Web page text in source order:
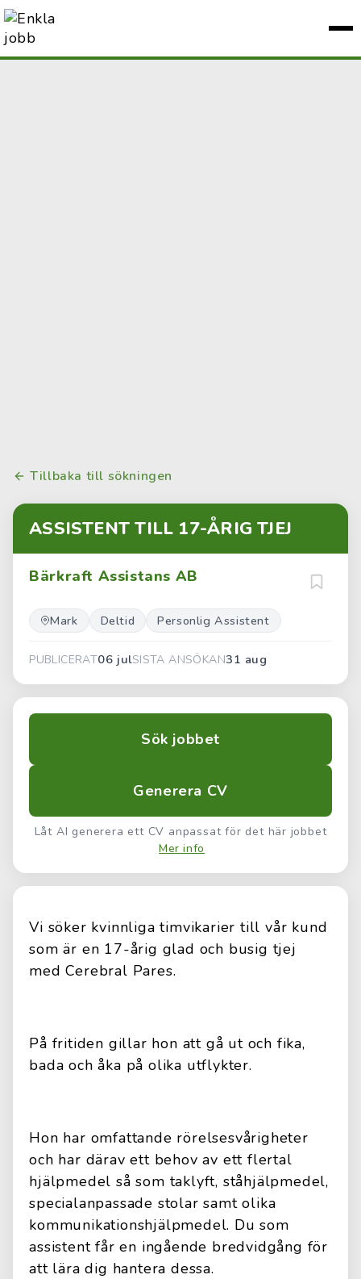
Tillbaka till sökningen
ASSISTENT TILL 17-ÅRIG TJEJ
Bärkraft Assistans AB
Mark Deltid Personlig Assistent
PUBLICERAT06 julSISTA ANSÖKAN31 aug
Sök jobbet
Generera CV
Låt AI generera ett CV anpassat för det här jobbet
Mer info
Vi söker kvinnliga timvikarier till vår kund
som är en 17-årig glad och busig tjej
med Cerebral Pares.
På fritiden gillar hon att gå ut och fika,
bada och åka på olika utflykter.
Hon har omfattande rörelsesvårigheter
och har därav ett behov av ett flertal
hjälpmedel så som taklyft, ståhjälpmedel,
specialanpassade stolar samt olika
kommunikationshjälpmedel. Du som
assistent får en ingående bredvidgång för
att lära dig hantera dessa.